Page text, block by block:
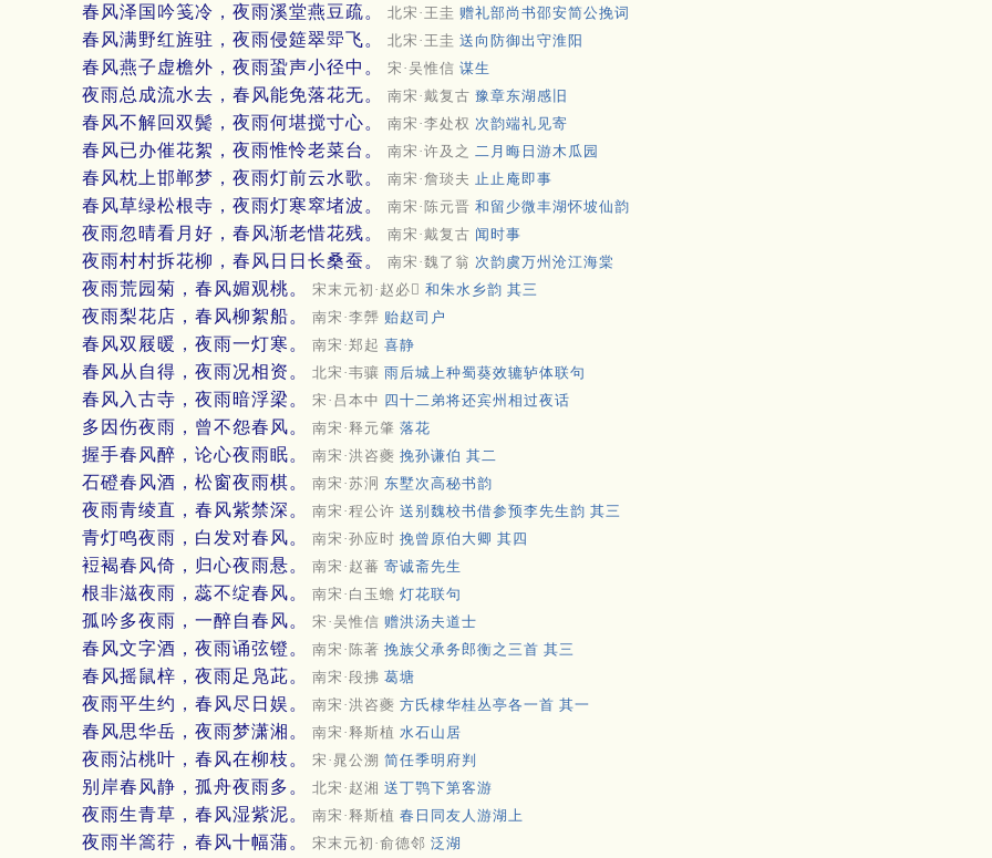
春风泽国吟笺冷，夜雨溪堂燕豆疏。 北宋·王圭 赠礼部尚书邵安简公挽词
春风满野红旌驻，夜雨侵筵翠斝飞。 北宋·王圭 送向防御出守淮阳
春风燕子虚檐外，夜雨蛩声小径中。 宋·吴惟信 谋生
夜雨总成流水去，春风能免落花无。 南宋·戴复古 豫章东湖感旧
春风不解回双鬓，夜雨何堪搅寸心。 南宋·李处权 次韵端礼见寄
春风已办催花絮，夜雨惟怜老菜台。 南宋·许及之 二月晦日游木瓜园
春风枕上邯郸梦，夜雨灯前云水歌。 南宋·詹琰夫 止止庵即事
春风草绿松根寺，夜雨灯寒窣堵波。 南宋·陈元晋 和留少微丰湖怀坡仙韵
夜雨忽晴看月好，春风渐老惜花残。 南宋·戴复古 闻时事
夜雨村村拆花柳，春风日日长桑蚕。 南宋·魏了翁 次韵虞万州沧江海棠
夜雨荒园菊，春风媚观桃。 宋末元初·赵必𤩪 和朱水乡韵 其三
夜雨梨花店，春风柳絮船。 南宋·李龏 贻赵司户
春风双屐暖，夜雨一灯寒。 南宋·郑起 喜静
春风从自得，夜雨况相资。 北宋·韦骧 雨后城上种蜀葵效辘轳体联句
春风入古寺，夜雨暗浮梁。 宋·吕本中 四十二弟将还宾州相过夜话
多因伤夜雨，曾不怨春风。 南宋·释元肇 落花
握手春风醉，论心夜雨眠。 南宋·洪咨夔 挽孙谦伯 其二
石磴春风酒，松窗夜雨棋。 南宋·苏泂 东墅次高秘书韵
夜雨青绫直，春风紫禁深。 南宋·程公许 送别魏校书借参预李先生韵 其三
青灯鸣夜雨，白发对春风。 南宋·孙应时 挽曾原伯大卿 其四
裋褐春风倚，归心夜雨悬。 南宋·赵蕃 寄诚斋先生
根非滋夜雨，蕊不绽春风。 南宋·白玉蟾 灯花联句
孤吟多夜雨，一醉自春风。 宋·吴惟信 赠洪汤夫道士
春风文字酒，夜雨诵弦镫。 南宋·陈著 挽族父承务郎衡之三首 其三
春风摇鼠梓，夜雨足凫茈。 南宋·段拂 葛塘
夜雨平生约，春风尽日娱。 南宋·洪咨夔 方氏棣华桂丛亭各一首 其一
春风思华岳，夜雨梦潇湘。 南宋·释斯植 水石山居
夜雨沾桃叶，春风在柳枝。 宋·晁公溯 简任季明府判
别岸春风静，孤舟夜雨多。 北宋·赵湘 送丁鹗下第客游
夜雨生青草，春风湿紫泥。 南宋·释斯植 春日同友人游湖上
夜雨半篙荇，春风十幅蒲。 宋末元初·俞德邻 泛湖